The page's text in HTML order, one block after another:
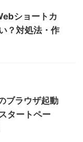
ショートカ
？対処法・作
ブラウザ起動
タートペー